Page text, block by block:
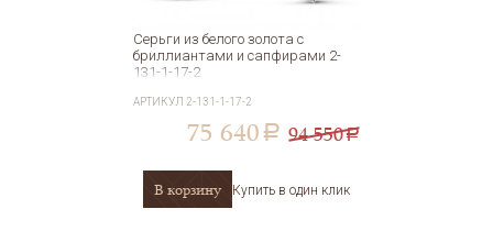
Cерьги из белого золота с
бриллиантами и сапфирами 2-
131-1-17-2
АРТИКУЛ 2-131-1-17-2
75 640 a 94 550a
В корзину Купить в один клик